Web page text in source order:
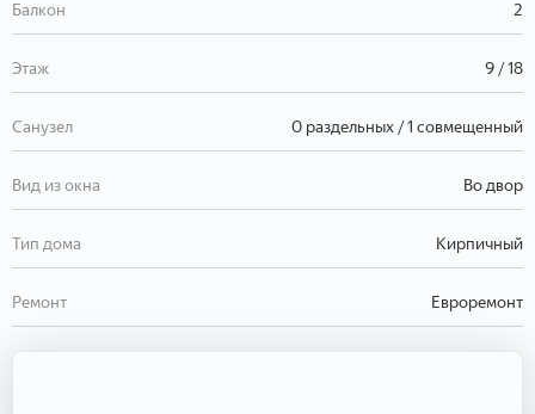
Балкон 2
Этаж 9 / 18
Санузел 0 раздельных / 1 совмещенный
Вид из окна Во двор
Тип дома Кирпичный
Ремонт Евроремонт